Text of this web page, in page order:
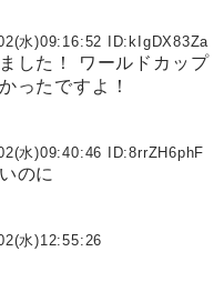
水)09:16:52 ID: kIgDX83Za
した！ ワールドカップ
ったですよ！
水)09:40:46 ID:8rrZH6phF
のに
水)12:55:26